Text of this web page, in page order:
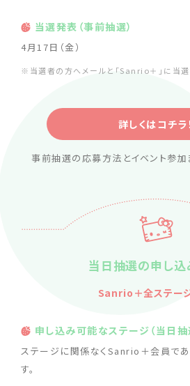
当選発表（事前抽選）
4月17日（金）
※当選者の方へメールと「Sanrio＋」に当選
詳しくはコチラ！
事前抽選の応募方法とイベント参
当日抽選の申し込
Sanrio＋全ステー
申し込み可能なステージ（当日抽
ステージに関係なくSanrio＋会員で
す。